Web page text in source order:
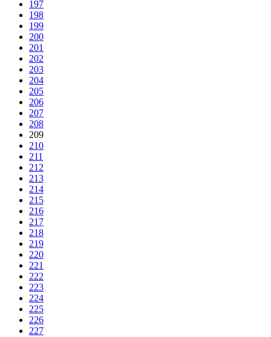
197
198
199
200
201
202
203
204
205
206
207
208
209
210
211
212
213
214
215
216
217
218
219
220
221
222
223
224
225
226
227